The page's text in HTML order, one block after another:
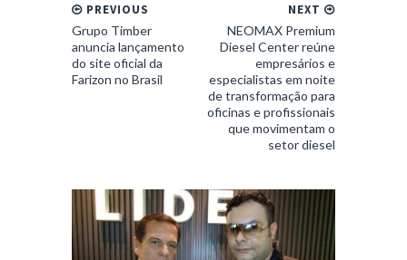
NEXT
NEOMAX Premium
Diesel Center reúne
empresários e
especialistas em noite
de transformação para
oficinas e profissionais
que movimentam o
setor diesel
PREVIOUS
Grupo Timber
anuncia lançamento
do site oficial da
Farizon no Brasil